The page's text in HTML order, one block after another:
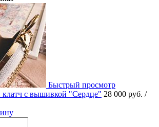
Быстрый просмотр
с вышивкой "Сердце" 28 000 руб. /